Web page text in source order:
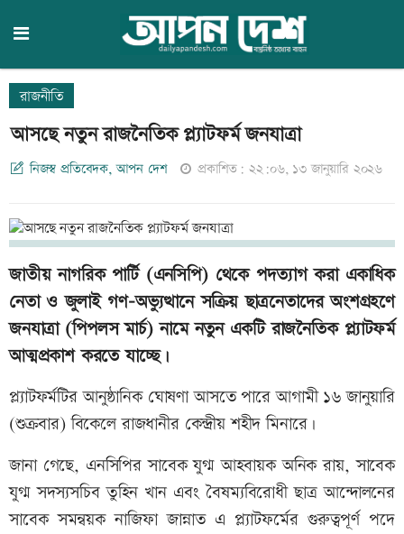
রাজনীতি
আসছে নতুন রাজনৈতিক প্ল্যাটফর্ম জনযাত্রা
নিজস্ব প্রতিবেদক, আপন দেশ প্রকাশিত: ২২:০৬, ১৩ জানুয়ারি ২০২৬
জাতীয় নাগরিক পার্টি (এনসিপি) থেকে পদত্যাগ করা একাধিক
নেতা ও জুলাই গণ-অভ্যুত্থানে সক্রিয় ছাত্রনেতাদের অংশগ্রহণে
জনযাত্রা (পিপলস মার্চ) নামে নতুন একটি রাজনৈতিক প্ল্যাটফর্ম
আত্মপ্রকাশ করতে যাচ্ছে।
প্ল্যাটফর্মটির আনুষ্ঠানিক ঘোষণা আসতে পারে আগামী ১৬ জানুয়ারি
(শুক্রবার) বিকেলে রাজধানীর কেন্দ্রীয় শহীদ মিনারে।
জানা গেছে, এনসিপির সাবেক যুগ্ম আহবায়ক অনিক রায়, সাবেক
যুগ্ম সদস্যসচিব তুহিন খান এবং বৈষম্যবিরোধী ছাত্র আন্দোলনের
সাবেক সমন্বয়ক নাজিফা জান্নাত এ প্ল্যাটফর্মের গুরুত্বপূর্ণ পদে